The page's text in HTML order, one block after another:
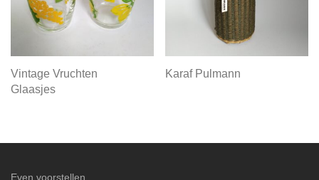
Vintage Vruchten
Glaasjes
Karaf Pulmann
Even voorstellen